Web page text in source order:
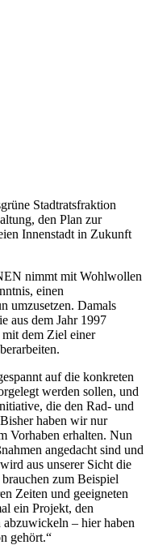
Stadtratsfraktion
den Plan zur
Innenstadt in Zukunft
nimmt mit Wohlwollen
einen
umzusetzen. Damals
aus dem Jahr 1997
dem Ziel einer
auf die konkreten
werden sollen, und
die den Rad- und
haben wir nur
Vorhaben erhalten. Nun
angedacht sind und
aus unserer Sicht die
zum Beispiel
Zeiten und geeigneten
ein Projekt, den
– hier haben
gehört.“